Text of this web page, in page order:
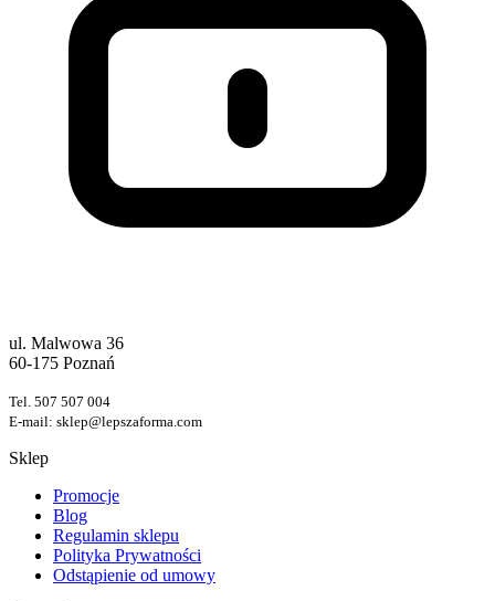
ul. Malwowa 36
60-175 Poznań
Tel. 507 507 004
E-mail: sklep@lepszaforma.com
Sklep
Promocje
Blog
Regulamin sklepu
Polityka Prywatności
Odstąpienie od umowy